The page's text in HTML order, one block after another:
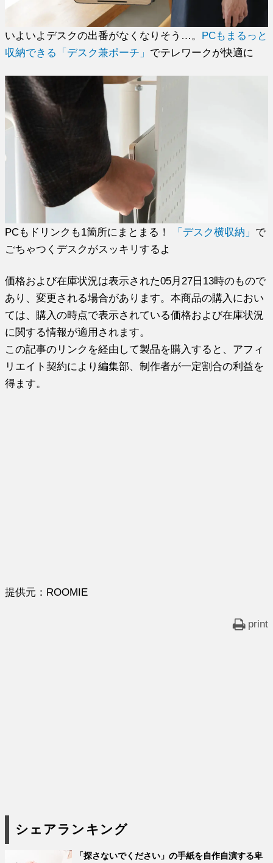
いよいよデスクの出番がなくなりそう…。 PCもまるっと
収納できる「デスク兼ポーチ」 でテレワークが快適に
PCもドリンクも1箇所にまとまる！ 「デスク横収納」 で
ごちゃつくデスクがスッキリするよ
価格および在庫状況は表示された05月27日13時のもので
あり、変更される場合があります。本商品の購入におい
ては、購入の時点で表示されている価格および在庫状況
に関する情報が適用されます。
この記事のリンクを経由して製品を購入すると、アフィ
リエイト契約により編集部、制作者が一定割合の利益を
得ます。
提供元：ROOMIE
print
シェアランキング
「探さないでください」の手紙を自作自演する卑